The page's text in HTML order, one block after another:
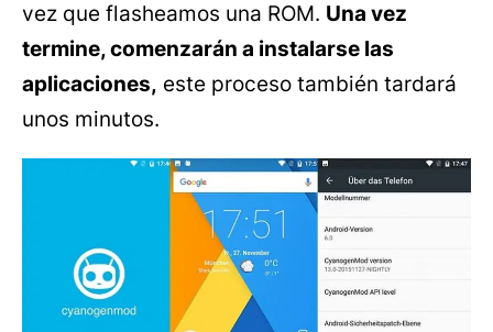
vez que flasheamos una ROM. Una vez
termine, comenzarán a instalarse las
aplicaciones, este proceso también tardará
unos minutos.